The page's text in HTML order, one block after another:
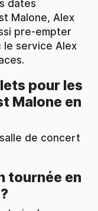
dates
Malone, Alex
pre-empter
le service Alex
Malone en
de concert